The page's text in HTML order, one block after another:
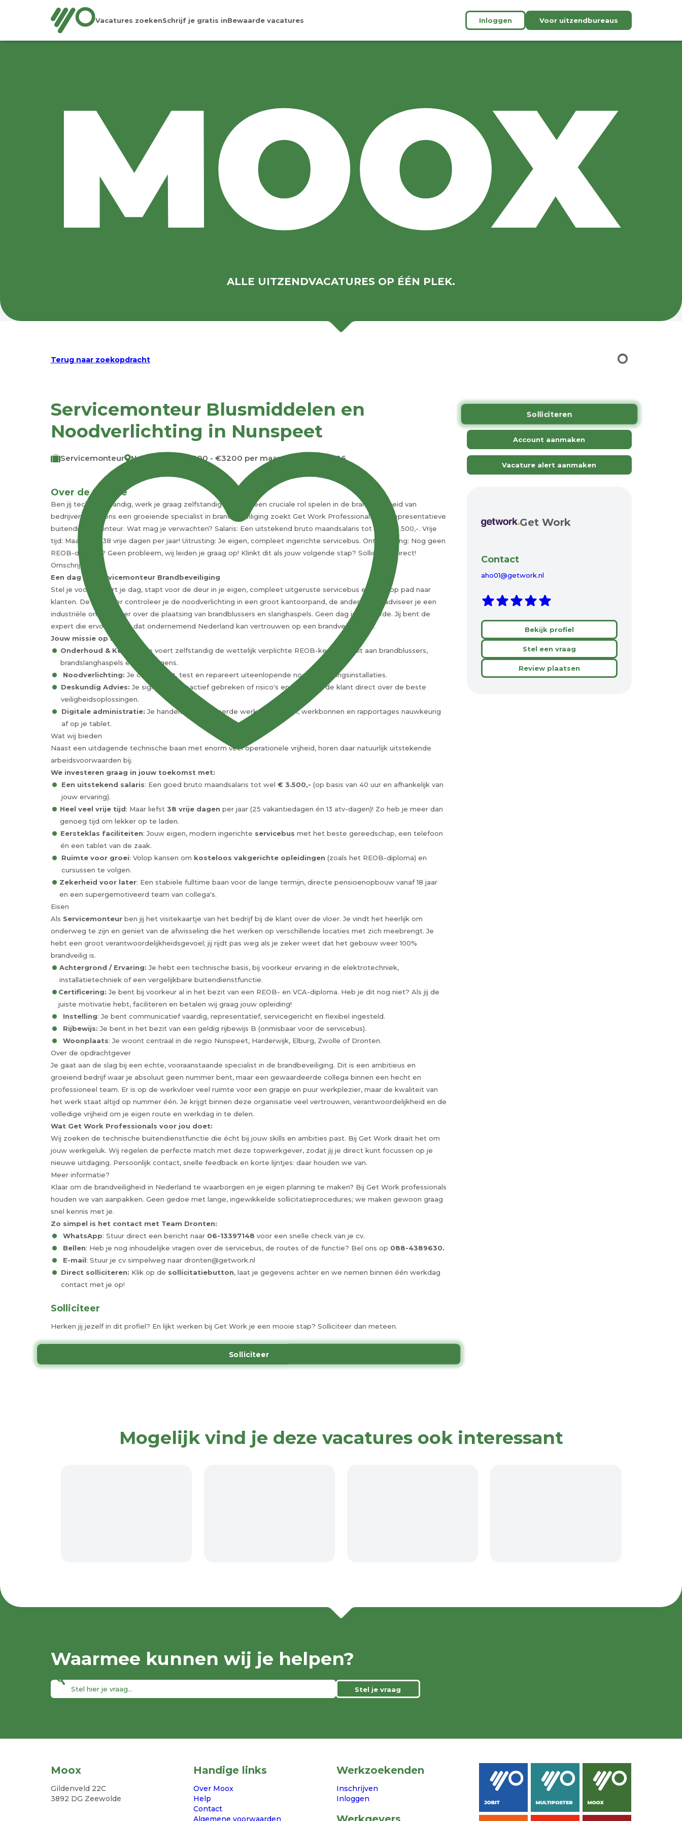
Vacatures zoekenSchrijf je gratis inBewaarde vacatures Inloggen Voor uitzendbureaus
ALLE UITZENDVACATURES OP ÉÉN PLEK.
Terug naar zoekopdracht
Servicemonteur Blusmiddelen en
Noodverlichting in Nunspeet
Servicemonteur Nunspeet €2600 - €3200 per maand 08-07-2026
Over de functie
Ben jij technisch handig, werk je graag zelfstandig en wil je een cruciale rol spelen in de brandveiligheid van
bedrijven? Namens een groeiende specialist in brandbeveiliging zoekt Get Work Professionals een representatieve
buitendienstmonteur. Wat mag je verwachten? Salaris: Een uitstekend bruto maandsalaris tot wel € 3.500,-. Vrije
tijd: Maar liefst 38 vrije dagen per jaar! Uitrusting: Je eigen, compleet ingerichte servicebus. Ontwikkeling: Nog geen
REOB-diploma? Geen probleem, wij leiden je graag op! Klinkt dit als jouw volgende stap? Solliciteer direct!
Omschrijving
Een dag als Servicemonteur Brandbeveiliging
Stel je voor: je start je dag, stapt voor de deur in je eigen, compleet uitgeruste servicebus en gaat op pad naar
klanten. De ene keer controleer je de noodverlichting in een groot kantoorpand, de andere keer adviseer je een
industriële ondernemer over de plaatsing van brandblussers en slanghaspels. Geen dag is hetzelfde. Jij bent de
expert die ervoor zorgt dat ondernemend Nederland kan vertrouwen op een brandveilig pand.
Jouw missie op locatie:
Onderhoud & Keuring:
Je voert zelfstandig de wettelijk verplichte REOB-keuringen uit aan brandblussers,
brandslanghaspels en bluswagens.
Noodverlichting: Je controleert, test en repareert uiteenlopende noodverlichtingsinstallaties.
Deskundig Advies: Je signaleert proactief gebreken of risico's en adviseert de klant direct over de beste
veiligheidsoplossingen.
Digitale administratie: Je handelt de uitgevoerde werkzaamheden, werkbonnen en rapportages nauwkeurig
af op je tablet.
Wat wij bieden
Naast een uitdagende technische baan met enorm veel operationele vrijheid, horen daar natuurlijk uitstekende
arbeidsvoorwaarden bij.
We investeren graag in jouw toekomst met:
Een uitstekend salaris: Een goed bruto maandsalaris tot wel € 3.500,- (op basis van 40 uur en afhankelijk van
jouw ervaring).
Heel veel vrije tijd: Maar liefst 38 vrije dagen per jaar (25 vakantiedagen én 13 atv-dagen)! Zo heb je meer dan
genoeg tijd om lekker op te laden.
Eersteklas faciliteiten: Jouw eigen, modern ingerichte servicebus met het beste gereedschap, een telefoon
én een tablet van de zaak.
Ruimte voor groei: Volop kansen om kosteloos vakgerichte opleidingen (zoals het REOB-diploma) en
cursussen te volgen.
Zekerheid voor later: Een stabiele fulltime baan voor de lange termijn, directe pensioenopbouw vanaf 18 jaar
en een supergemotiveerd team van collega's.
Eisen
Als Servicemonteurben jij het visitekaartje van het bedrijf bij de klant over de vloer. Je vindt het heerlijk om
onderweg te zijn en geniet van de afwisseling die het werken op verschillende locaties met zich meebrengt. Je
hebt een groot verantwoordelijkheidsgevoel; jij rijdt pas weg als je zeker weet dat het gebouw weer 100%
brandveilig is.
Achtergrond / Ervaring: Je hebt een technische basis, bij voorkeur ervaring in de elektrotechniek,
installatietechniek of een vergelijkbare buitendienstfunctie.
Certificering: Je bent bij voorkeur al in het bezit van een REOB- en VCA-diploma. Heb je dit nog niet? Als jij de
juiste motivatie hebt, faciliteren en betalen wij graag jouw opleiding!
Instelling: Je bent communicatief vaardig, representatief, servicegericht en flexibel ingesteld.
Rijbewijs: Je bent in het bezit van een geldig rijbewijs B (onmisbaar voor de servicebus).
Woonplaats: Je woont centraal in de regio Nunspeet, Harderwijk, Elburg, Zwolle of Dronten.
Over de opdrachtgever
Je gaat aan de slag bij een echte, vooraanstaande specialist in de brandbeveiliging. Dit is een ambitieus en
groeiend bedrijf waar je absoluut geen nummer bent, maar een gewaardeerde collega binnen een hecht en
professioneel team. Er is op de werkvloer veel ruimte voor een grapje en puur werkplezier, maar de kwaliteit van
het werk staat altijd op nummer één. Je krijgt binnen deze organisatie veel vertrouwen, verantwoordelijkheid en de
volledige vrijheid om je eigen route en werkdag in te delen.
Wat Get Work Professionals voor jou doet:
Wij zoeken de technische buitendienstfunctie die écht bij jouw skills en ambities past. Bij Get Work draait het om
jouw werkgeluk. Wij regelen de perfecte match met deze topwerkgever, zodat jij je direct kunt focussen op je
nieuwe uitdaging. Persoonlijk contact, snelle feedback en korte lijntjes: daar houden we van.
Meer informatie?
Klaar om de brandveiligheid in Nederland te waarborgen en je eigen planning te maken? Bij Get Work professionals
houden we van aanpakken. Geen gedoe met lange, ingewikkelde sollicitatieprocedures; we maken gewoon graag
snel kennis met je.
Zo simpel is het contact met Team Dronten:
WhatsApp: Stuur direct een bericht naar 06-13397148 voor een snelle check van je cv.
Bellen: Heb je nog inhoudelijke vragen over de servicebus, de routes of de functie? Bel ons op 088-4389630.
E-mail: Stuur je cv simpelweg naar dronten@getwork.nl
Direct solliciteren: Klik op de sollicitatiebutton, laat je gegevens achter en we nemen binnen één werkdag
contact met je op!
Solliciteer
Herken jij jezelf in dit profiel? En lijkt werken bij Get Work je een mooie stap? Solliciteer dan meteen.
Solliciteer
Solliciteren
Account aanmaken
Vacature alert aanmaken
Get Work
Contact
aho01@getwork.nl
Bekijk profiel
Stel een vraag
Review plaatsen
Mogelijk vind je deze vacatures ook interessant
Waarmee kunnen wij je helpen?
Stel je vraag
Moox
Gildenveld 22C
3892 DG Zeewolde
Handige links
Over Moox
Help
Contact
Algemene voorwaarden
Werkzoekenden
Inschrijven
Inloggen